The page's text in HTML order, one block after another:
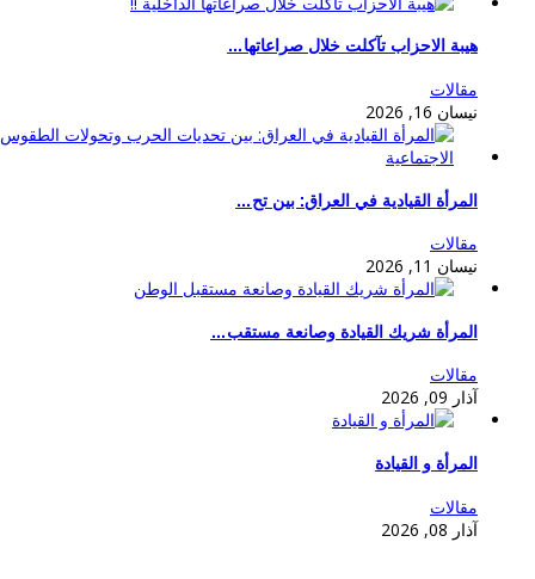
هيبة الاحزاب تآكلت خلال صراعاتها…
مقالات
نيسان 16, 2026
المرأة القيادية في العراق: بين تح…
مقالات
نيسان 11, 2026
المرأة شريك القيادة وصانعة مستقب…
مقالات
آذار 09, 2026
المرأة و القيادة
مقالات
آذار 08, 2026